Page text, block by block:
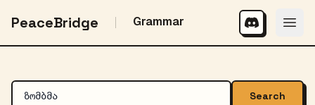
PeaceBridge Grammar
Search